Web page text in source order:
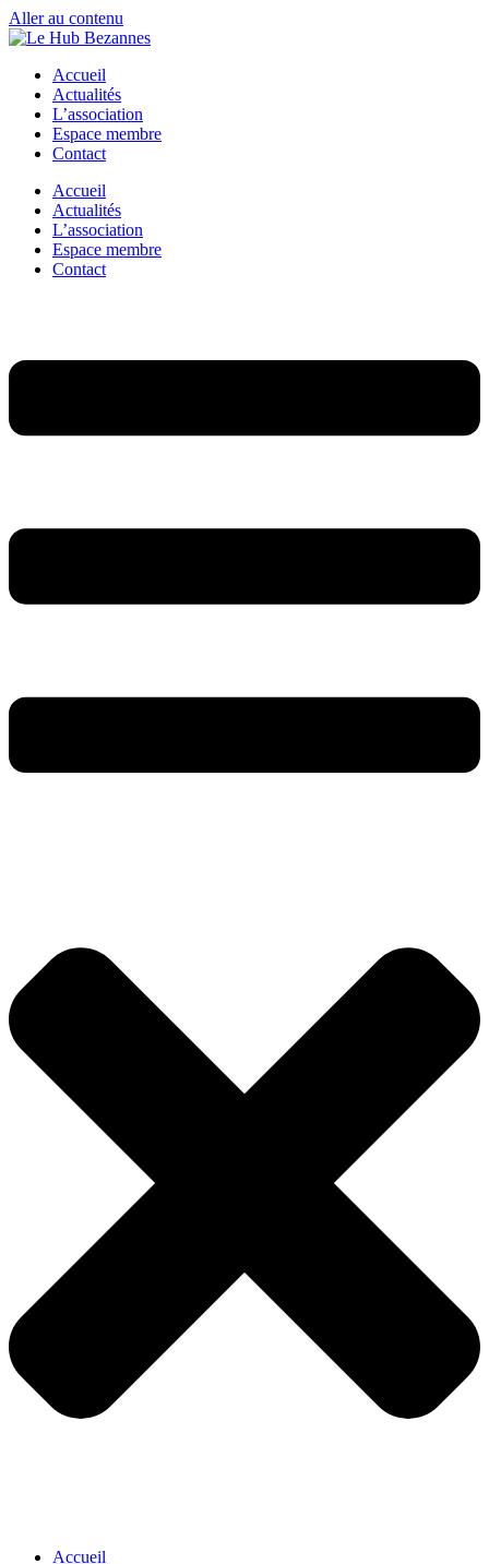
Aller au contenu
Accueil
Actualités
L’association
Espace membre
Contact
Accueil
Actualités
L’association
Espace membre
Contact
Accueil